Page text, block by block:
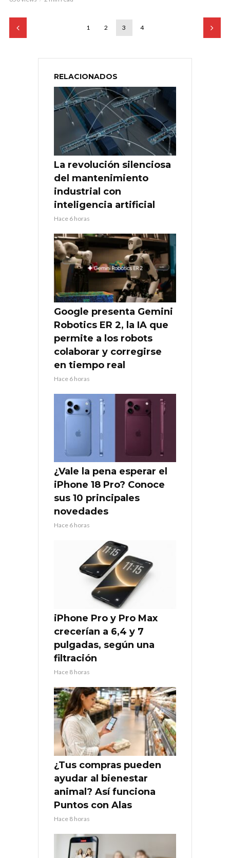
1 2 3 4
RELACIONADOS
La revolución silenciosa
del mantenimiento
industrial con
inteligencia artificial
Hace 6 horas
Google presenta Gemini
Robotics ER 2, la IA que
permite a los robots
colaborar y corregirse
en tiempo real
Hace 6 horas
¿Vale la pena esperar el
iPhone 18 Pro? Conoce
sus 10 principales
novedades
Hace 6 horas
iPhone Pro y Pro Max
crecerían a 6,4 y 7
pulgadas, según una
filtración
Hace 8 horas
¿Tus compras pueden
ayudar al bienestar
animal? Así funciona
Puntos con Alas
Hace 8 horas